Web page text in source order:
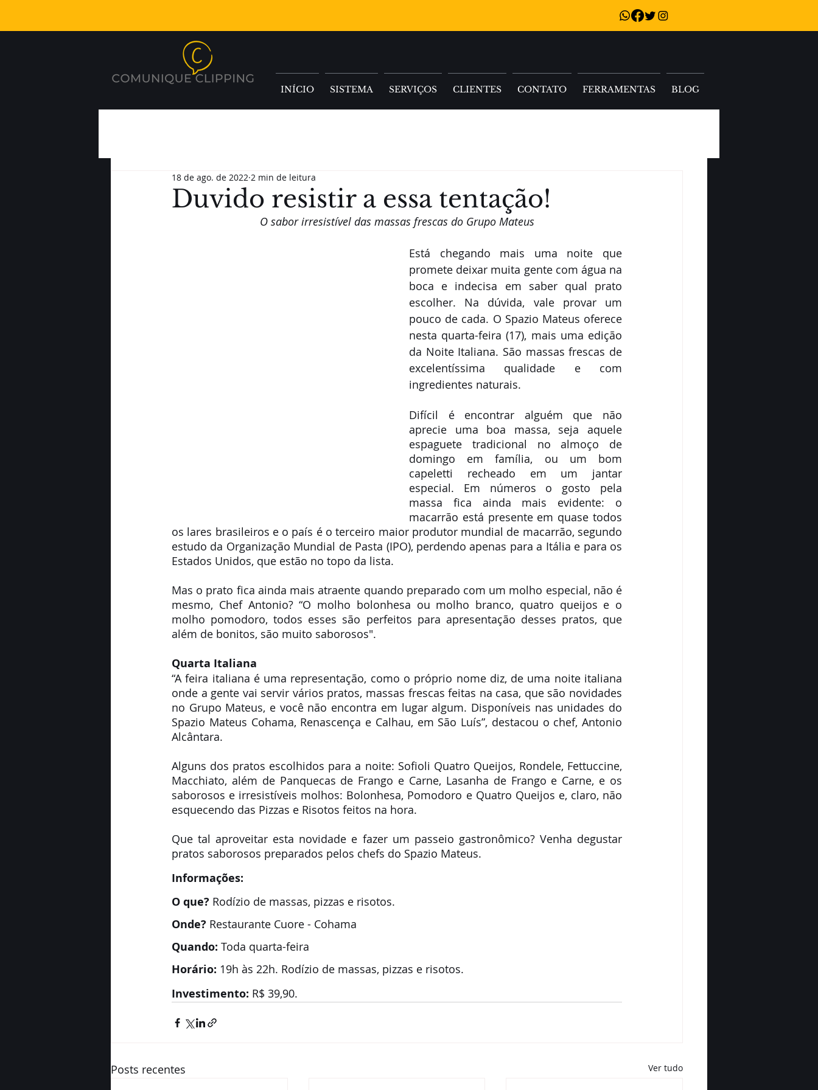
INÍCIO SISTEMA SERVIÇOS CLIENTES CONTATO FERRAMENTAS BLOG
Duvido resistir a essa tentação!
18 de ago. de 2022 2 min de leitura
O sabor irresistível das massas frescas do Grupo Mateus
Está chegando mais uma noite que
promete deixar muita gente com água na
boca e indecisa em saber qual prato
escolher. Na dúvida, vale provar um
pouco de cada. O Spazio Mateus oferece
nesta quarta-feira (17), mais uma edição
da Noite Italiana. São massas frescas de
excelentíssima qualidade e com
ingredientes naturais.
Difícil é encontrar alguém que não
aprecie uma boa massa, seja aquele
espaguete tradicional no almoço de
domingo em família, ou um bom
capeletti recheado em um jantar
especial. Em números o gosto pela
massa fica ainda mais evidente: o
macarrão está presente em quase todos
os lares brasileiros e o país é o terceiro maior produtor mundial de macarrão, segundo
estudo da Organização Mundial de Pasta (IPO), perdendo apenas para a Itália e para os
Estados Unidos, que estão no topo da lista.
Mas o prato fica ainda mais atraente quando preparado com um molho especial, não é
mesmo, Chef Antonio? “O molho bolonhesa ou molho branco, quatro queijos e o
molho pomodoro, todos esses são perfeitos para apresentação desses pratos, que
além de bonitos, são muito saborosos".
Quarta Italiana
“A feira italiana é uma representação, como o próprio nome diz, de uma noite italiana
onde a gente vai servir vários pratos, massas frescas feitas na casa, que são novidades
no Grupo Mateus, e você não encontra em lugar algum. Disponíveis nas unidades do
Spazio Mateus Cohama, Renascença e Calhau, em São Luís”, destacou o chef, Antonio
Alcântara.
Alguns dos pratos escolhidos para a noite: Sofioli Quatro Queijos, Rondele, Fettuccine,
Macchiato, além de Panquecas de Frango e Carne, Lasanha de Frango e Carne, e os
saborosos e irresistíveis molhos: Bolonhesa, Pomodoro e Quatro Queijos e, claro, não
esquecendo das Pizzas e Risotos feitos na hora.
Que tal aproveitar esta novidade e fazer um passeio gastronômico? Venha degustar
pratos saborosos preparados pelos chefs do Spazio Mateus.
Informações:
O que? Rodízio de massas, pizzas e risotos.
Onde? Restaurante Cuore - Cohama
Quando: Toda quarta-feira
Horário: 19h às 22h. Rodízio de massas, pizzas e risotos.
Investimento: R$ 39,90.
Posts recentes Ver tudo